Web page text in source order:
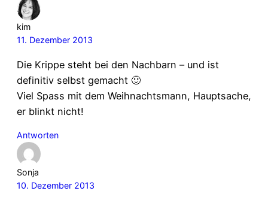
kim
11. Dezember 2013
Die Krippe steht bei den Nachbarn – und ist
definitiv selbst gemacht 🙂
Viel Spass mit dem Weihnachtsmann, Hauptsache,
er blinkt nicht!
Antworten
Sonja
10. Dezember 2013